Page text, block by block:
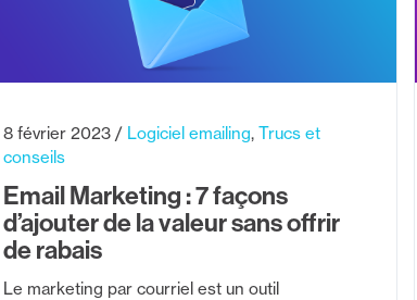
Email Marketing : 7 façons
d’ajouter de la valeur sans offrir
de rabais
8 février 2023 Logiciel emailing Trucs et
conseils
Le marketing par courriel est un outil